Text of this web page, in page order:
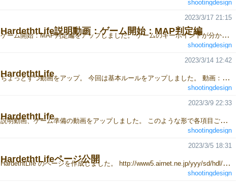
shootingdesign
HardethtLife説明動画：ゲーム開始：MAP判定編 ゲーム開始：MAP判定編をアップしました。 ゲームのキーポイントが分かる感じかと思います。 あと厄介ポイントも。 HardethtLife 日々の生活費を心配しつつ、魔法騎士パルダートを倒すゲームです。 人生ままならないものです。
2023/3/17 21:15
shootingdesign
HardethtLife ちょっとずつ動画をアップ。 今回は基本ルールをアップしました。 動画：https://youtu.be/DSOhxaBJGvI HP：http://www5.airnet.ne.jp/yyy/sd/hdl/index.html 1人用のボードゲームです。 日々お金を稼ぎつつ、期間内にボスを倒すゲームです。 1人用 1時間～ 15歳～ 50日以内に魔王復活を目論む 魔法騎士パルダートを倒せ！ 君には日々の生活費の問題、 途中で出会う仲間達ちとの関係性、 何故か何処でも発生する飲み会をこなしつつ 目的を果たせ！
2023/3/14 12:42
shootingdesign
HardethtLife 説明動画、ゲーム準備の動画をアップしました。 このような形で各項目ごとにアップしていく予定です。 HardethtLife http://www5.airnet.ne.jp/yyy/sd/hdl/index.html
2023/3/9 22:33
shootingdesign
HardethtLifeページ公開 HardethtLife のページを作成しました。 http://www5.airnet.ne.jp/yyy/sd/hdl/index.html 具体的なプレイ動画をこの後アップしていく予定です。 そこそこ順調なのですが、イベントのベース作りや、 次回作の準備などもあり、忙しいなりにも楽しくなってきています。
2023/3/5 18:31
shootingdesign